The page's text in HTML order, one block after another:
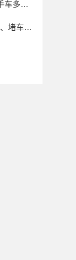
成都1万公里以内的丰田凯美瑞二手车多少钱
韶关乳源瑶族自治县今天最新路况、堵车情况